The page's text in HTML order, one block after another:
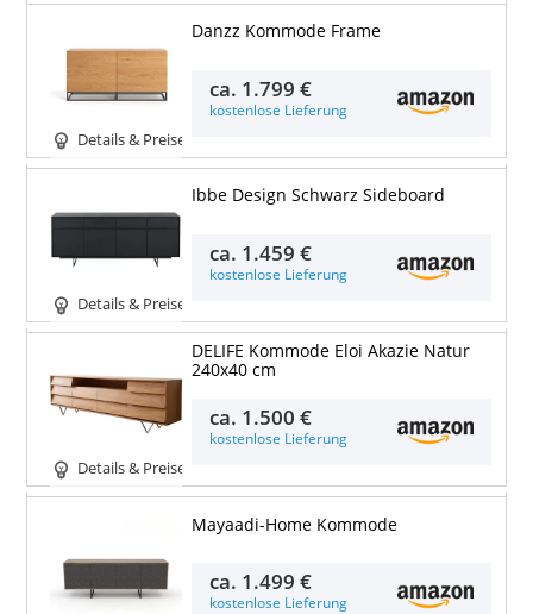
Details & Preise
Danzz Kommode Frame
ca. 1.799 €
kostenlose Lieferung
Details & Preise
Ibbe Design Schwarz Sideboard
ca. 1.459 €
kostenlose Lieferung
Details & Preise
DELIFE Kommode Eloi Akazie Natur
240x40 cm
ca. 1.500 €
kostenlose Lieferung
Mayaadi-Home Kommode
ca. 1.499 €
kostenlose Lieferung